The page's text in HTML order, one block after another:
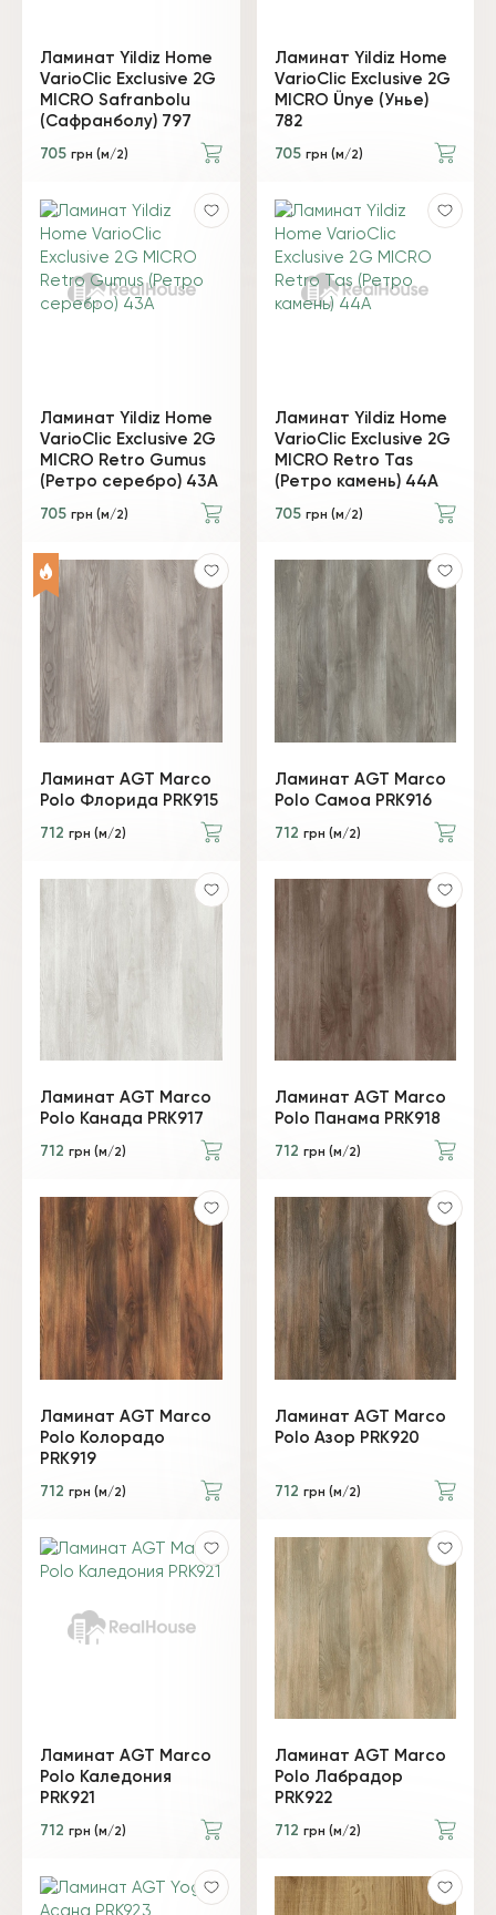
Ламинат Yildiz Home
VarioClic Exclusive 2G
MICRO Safranbolu
(Сафранболу) 797
705 грн (м/2)
Ламинат Yildiz Home
VarioClic Exclusive 2G
MICRO Ünye (Унье)
782
705 грн (м/2)
Ламинат Yildiz Home
VarioClic Exclusive 2G
MICRO Retro Gumus
(Ретро серебро) 43А
705 грн (м/2)
Ламинат Yildiz Home
VarioClic Exclusive 2G
MICRO Retro Tas
(Ретро камень) 44А
705 грн (м/2)
Ламинат AGT Marco
Polo Флорида PRK915
712 грн (м/2)
Ламинат AGT Marco
Polo Самоа PRK916
712 грн (м/2)
Ламинат AGT Marco
Polo Канада PRK917
712 грн (м/2)
Ламинат AGT Marco
Polo Панама PRK918
712 грн (м/2)
Ламинат AGT Marco
Polo Колорадо
PRK919
712 грн (м/2)
Ламинат AGT Marco
Polo Азор PRK920
712 грн (м/2)
Ламинат AGT Marco
Polo Каледония
PRK921
712 грн (м/2)
Ламинат AGT Marco
Polo Лабрадор
PRK922
712 грн (м/2)